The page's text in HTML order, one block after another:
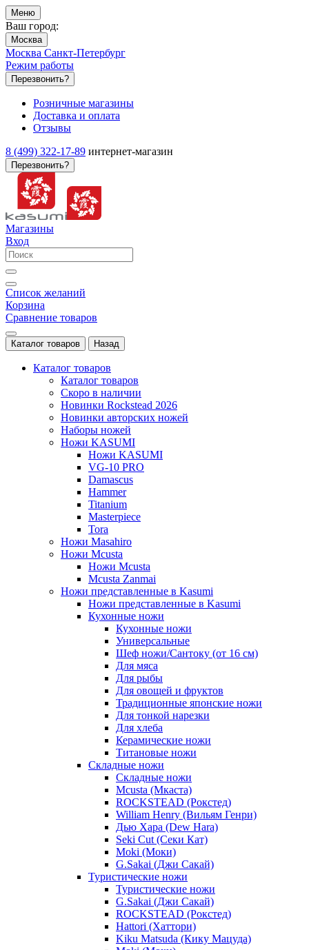
Меню
Ваш город:
Москва
Москва Санкт-Петербург
Режим работы
Перезвонить?
Розничные магазины
Доставка и оплата
Отзывы
8 (499) 322-17-89 интернет-магазин
Перезвонить?
Магазины
Вход
Список желаний
Корзина
Сравнение товаров
Каталог товаров Назад
Каталог товаров
Каталог товаров
Скоро в наличии
Новинки Rockstead 2026
Новинки авторских ножей
Наборы ножей
Ножи KASUMI
Ножи KASUMI
VG-10 PRO
Damascus
Hammer
Titanium
Masterpiece
Tora
Ножи Masahiro
Ножи Mcusta
Ножи Mcusta
Mcusta Zanmai
Ножи представленные в Kasumi
Ножи представленные в Kasumi
Кухонные ножи
Кухонные ножи
Универсальные
Шеф ножи/Сантоку (от 16 см)
Для мяса
Для рыбы
Для овощей и фруктов
Традиционные японские ножи
Для тонкой нарезки
Для хлеба
Керамические ножи
Титановые ножи
Складные ножи
Складные ножи
Mcusta (Мкаста)
ROCKSTEAD (Рокстед)
William Henry (Вильям Генри)
Дью Хара (Dew Hara)
Seki Cut (Секи Кат)
Moki (Моки)
G.Sakai (Джи Сакай)
Туристические ножи
Туристические ножи
G.Sakai (Джи Сакай)
ROCKSTEAD (Рокстед)
Hattori (Хаттори)
Kiku Matsuda (Кику Мацуда)